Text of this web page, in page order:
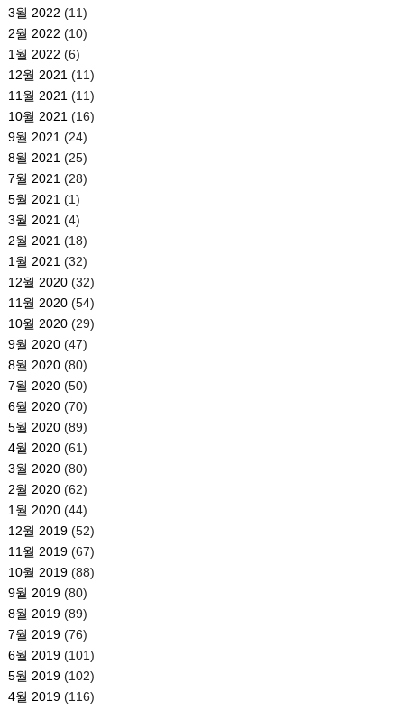
3월 2022 (11)
2월 2022 (10)
1월 2022 (6)
12월 2021 (11)
11월 2021 (11)
10월 2021 (16)
9월 2021 (24)
8월 2021 (25)
7월 2021 (28)
5월 2021 (1)
3월 2021 (4)
2월 2021 (18)
1월 2021 (32)
12월 2020(32)
11월 2020(54)
10월 2020(29)
9월 2020(47)
8월 2020(80)
7월 2020(50)
6월 2020(70)
5월 2020(89)
4월 2020(61)
3월 2020(80)
2월 2020(62)
1월 2020(44)
12월 2019(52)
11월 2019(67)
10월 2019(88)
9월 2019(80)
8월 2019(89)
7월 2019(76)
6월 2019(101)
5월 2019(102)
4월 2019(116)